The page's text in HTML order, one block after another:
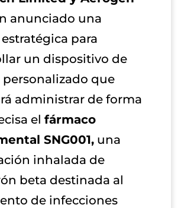
anunciado una
para
un dispositivo de
personalizado que
administrar de forma
el fármaco
SNG001,una
inhalada de
beta destinada al
de infecciones